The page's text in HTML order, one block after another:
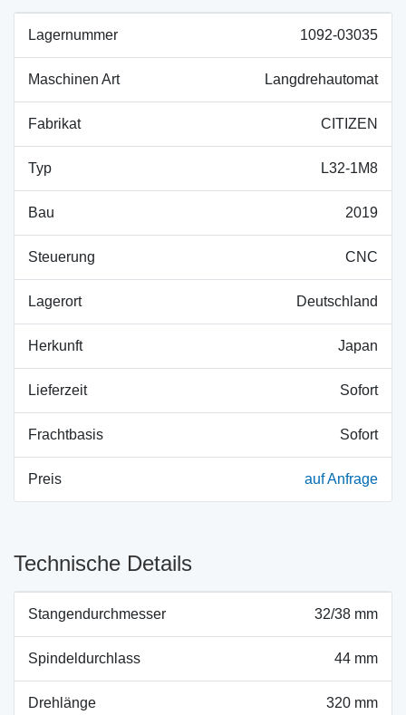
Lagernummer 1092-03035
Maschinen Art Langdrehautomat
Fabrikat CITIZEN
Typ L32-1M8
Bau 2019
Steuerung CNC
Lagerort Deutschland
Herkunft Japan
Lieferzeit Sofort
Frachtbasis Sofort
Preis auf Anfrage
Technische Details
Stangendurchmesser 32/38 mm
Spindeldurchlass 44 mm
Drehlänge 320 mm